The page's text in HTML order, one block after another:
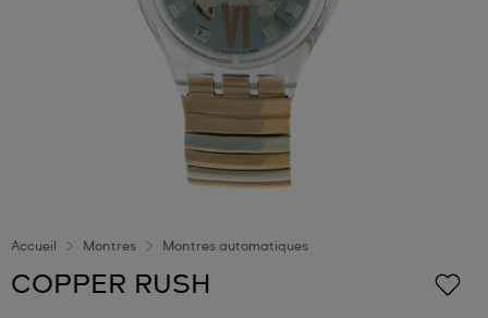
Accueil Montres Montres automatiques
COPPER RUSH